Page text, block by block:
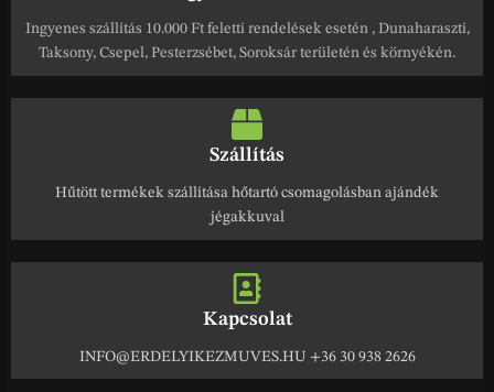
Ingyenes szállítás 10.000 Ft feletti rendelések esetén , Dunaharaszti,
Taksony, Csepel, Pesterzsébet, Soroksár területén és környékén.
Szállítás
Hűtött termékek szállítása hőtartó csomagolásban ajándék
jégakkuval
Kapcsolat
INFO@ERDELYIKEZMUVES.HU +36 30 938 2626